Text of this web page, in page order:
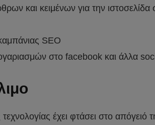
και κειμένων για την ιστοσελίδα
SEO
στο facebook και άλλα
έχει φτάσει στο απόγειό